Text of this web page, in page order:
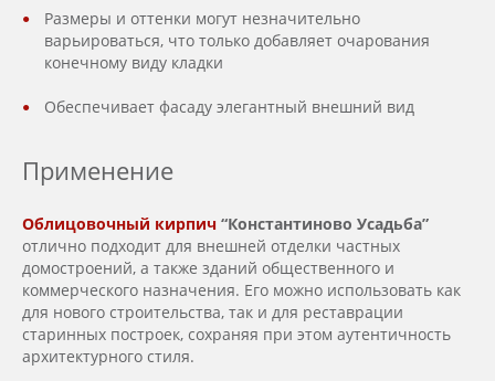
Размеры и оттенки могут незначительно
варьироваться, что только добавляет очарования
конечному виду кладки
Обеспечивает фасаду элегантный внешний вид
Применение
Облицовочный кирпич “Константиново Усадьба”
отлично подходит для внешней отделки частных
домостроений, а также зданий общественного и
коммерческого назначения. Его можно использовать как
для нового строительства, так и для реставрации
старинных построек, сохраняя при этом аутентичность
архитектурного стиля.